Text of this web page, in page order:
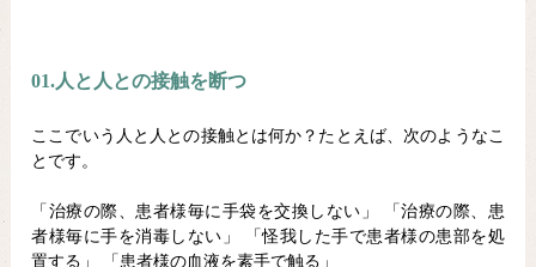
01.人と人との接触を断つ
ここでいう人と人との接触とは何か？たとえば、次のようなこ
とです。
「治療の際、患者様毎に手袋を交換しない」 「治療の際、患
者様毎に手を消毒しない」 「怪我した手で患者様の患部を処
置する」 「患者様の血液を素手で触る」